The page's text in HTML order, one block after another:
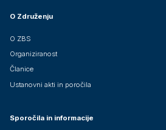
O Združenju
O ZBS
Organiziranost
Članice
Ustanovni akti in poročila
Sporočila in informacije